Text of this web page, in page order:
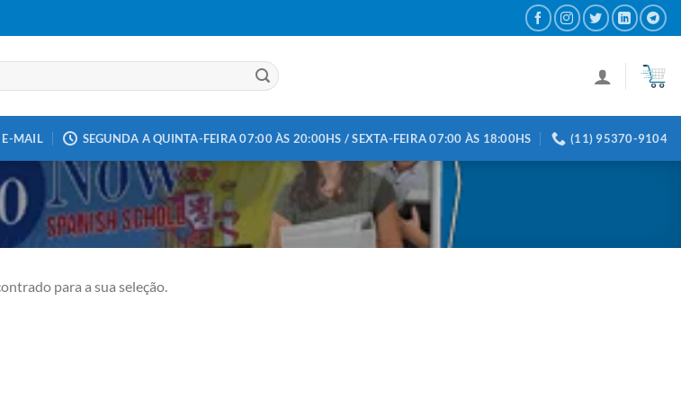
E-MAIL SEGUNDA A QUINTA-FEIRA 07:00 ÀS 20:00HS / SEXTA-FEIRA 07:00 ÀS 18:00HS (11) 95370-9104
para a sua seleção.